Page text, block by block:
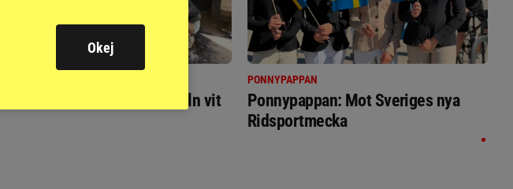
Bästa tipsen för att få skimmeln vit
PONNYPAPPAN
Ponnypappan: Mot Sveriges nya
Ridsportmecka
Okej